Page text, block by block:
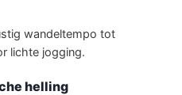
wandeltempo tot
lichte jogging.
helling